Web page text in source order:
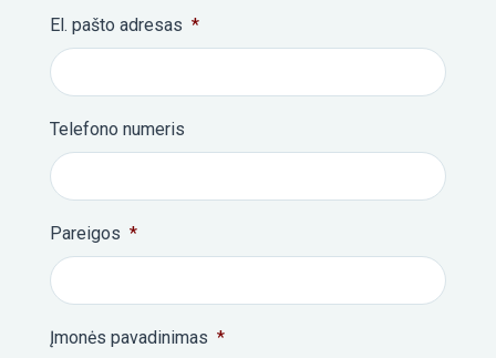
El. pašto adresas *
Telefono numeris
Pareigos *
Įmonės pavadinimas *